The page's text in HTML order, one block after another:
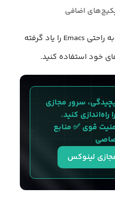
اضافی
با این قابلیت‌ها، می‌توانید به راحتی Emacs را یاد گرفته
خود استفاده کنید.
سرور مجازی
کنید.
قوی ✅ منابع
لینوکس